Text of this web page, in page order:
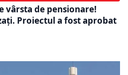
vârsta de pensionare!
Proiectul a fost aprobat